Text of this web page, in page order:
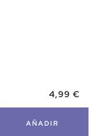
4,99 €
AÑADIR